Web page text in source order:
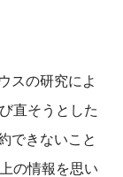
スの研究によ
直そうとした
できないこと
の情報を思い